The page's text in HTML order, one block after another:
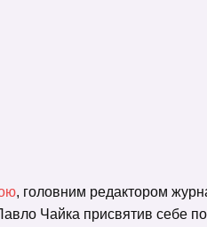
, головним редактором
Чайка присвятив себе